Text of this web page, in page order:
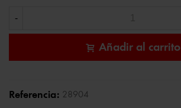
-
Añadir al carrito
Referencia: 28904